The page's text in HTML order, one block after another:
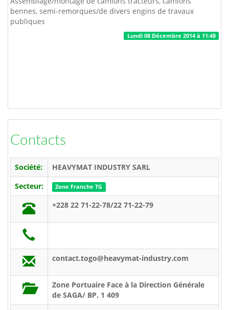
bennes, semi-remorques/de divers engins de travaux
publiques
Lundi 08 Décembre 2014 à 11:48
Contacts
Société:
HEAVYMAT INDUSTRY SARL
Secteur:
Zone Franche TG
+228 22 71-22-78/22 71-22-79
contact.togo@heavymat-industry.com
Zone Portuaire Face à la Direction Générale
de SAGA/ BP. 1 409